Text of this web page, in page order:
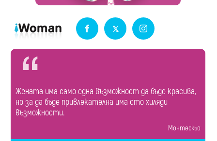
Жената има само една възможност да бъде красива,
но за да бъде привлекателна има сто хиляди
възможности.
Монтескьо